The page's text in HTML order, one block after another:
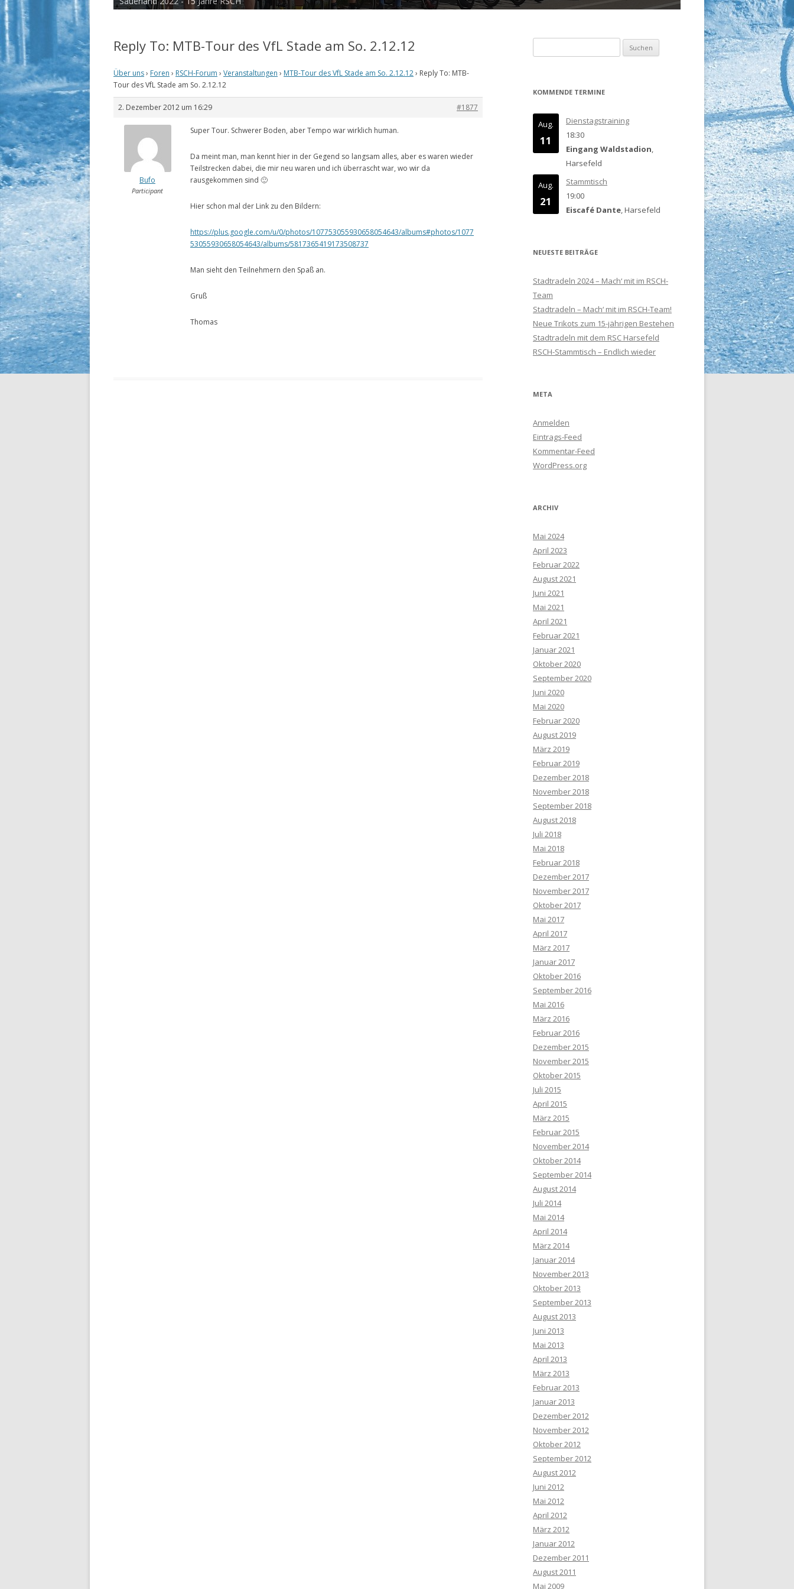
Reply To: MTB-Tour des VfL Stade am So. 2.12.12
Über uns› Foren › RSCH-Forum › Veranstaltungen › MTB-Tour des VfL Stade am So. 2.12.12› Reply To: MTB-
Tour des VfL Stade am So. 2.12.12
2. Dezember 2012 um 16:29 #1877
Bufo
Participant
Super Tour. Schwerer Boden, aber Tempo war wirklich human.
Da meint man, man kennt hier in der Gegend so langsam alles, aber es waren wieder
Teilstrecken dabei, die mir neu waren und ich überrascht war, wo wir da
rausgekommen sind 🙂
Hier schon mal der Link zu den Bildern:
https://plus.google.com/u/0/photos/107753055930658054643/albums#photos/1077
53055930658054643/albums/5817365419173508737
Man sieht den Teilnehmern den Spaß an.
Gruß
Thomas
nach:
KOMMENDE TERMINE
Aug.
11
Dienstagstraining
18:30
Eingang Waldstadion,
Harsefeld
Aug.
21
Stammtisch
19:00
Eiscafé Dante, Harsefeld
NEUESTE BEITRÄGE
Stadtradeln 2024 – Mach‘ mit im RSCH-
Team
Stadtradeln – Mach‘ mit im RSCH-Team!
Neue Trikots zum 15-jährigen Bestehen
Stadtradeln mit dem RSC Harsefeld
RSCH-Stammtisch – Endlich wieder
META
Anmelden
Eintrags-Feed
Kommentar-Feed
WordPress.org
ARCHIV
Mai 2024
April 2023
Februar 2022
August 2021
Juni 2021
Mai 2021
April 2021
Februar 2021
Januar 2021
Oktober 2020
September 2020
Juni 2020
Mai 2020
Februar 2020
August 2019
März 2019
Februar 2019
Dezember 2018
November 2018
September 2018
August 2018
Juli 2018
Mai 2018
Februar 2018
Dezember 2017
November 2017
Oktober 2017
Mai 2017
April 2017
März 2017
Januar 2017
Oktober 2016
September 2016
Mai 2016
März 2016
Februar 2016
Dezember 2015
November 2015
Oktober 2015
Juli 2015
April 2015
März 2015
Februar 2015
November 2014
Oktober 2014
September 2014
August 2014
Juli 2014
Mai 2014
April 2014
März 2014
Januar 2014
November 2013
Oktober 2013
September 2013
August 2013
Juni 2013
Mai 2013
April 2013
März 2013
Februar 2013
Januar 2013
Dezember 2012
November 2012
Oktober 2012
September 2012
August 2012
Juni 2012
Mai 2012
April 2012
März 2012
Januar 2012
Dezember 2011
August 2011
Mai 2009